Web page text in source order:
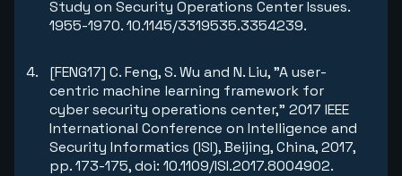
Study on Security Operations Center Issues.
1955-1970. 10.1145/3319535.3354239.
[FENG17] C. Feng, S. Wu and N. Liu, "A user-
centric machine learning framework for
cyber security operations center," 2017 IEEE
International Conference on Intelligence and
Security Informatics (ISI), Beijing, China, 2017,
pp. 173-175, doi: 10.1109/ISI.2017.8004902.